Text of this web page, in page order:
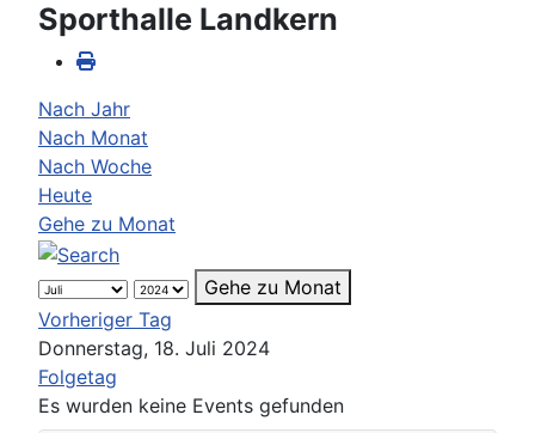
Sporthalle Landkern
Nach Jahr
Nach Monat
Nach Woche
Heute
Gehe zu Monat
Gehe zu Monat
Vorheriger Tag
Donnerstag, 18. Juli 2024
Folgetag
Es wurden keine Events gefunden